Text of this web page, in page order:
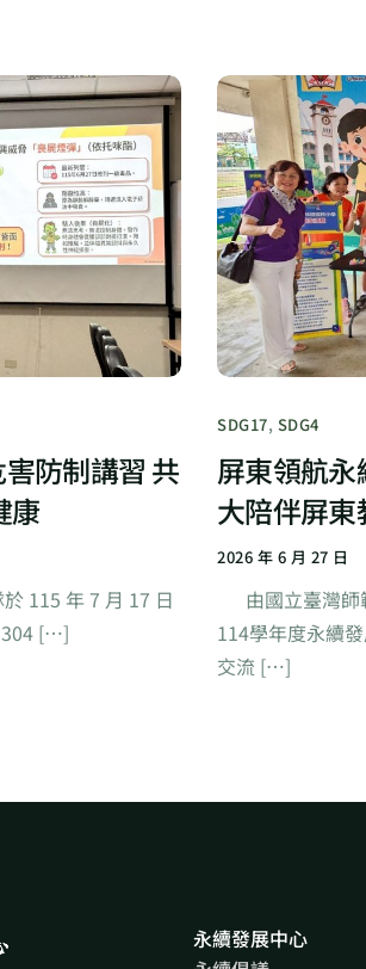
防制講習 共
康
115 年 7 月 17 日
304 […]
SDG17, SDG4
屏東領航
大陪伴屏
2026 年 6 月 27 日
由國立臺灣師
114學年度永續
交流 […]
永續發展中心